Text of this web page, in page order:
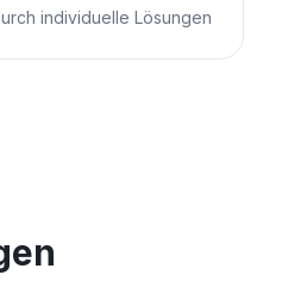
individuelle Lösungen